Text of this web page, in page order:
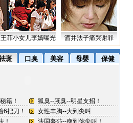
王菲小女儿李嫣曝光 酒井法子痛哭谢罪